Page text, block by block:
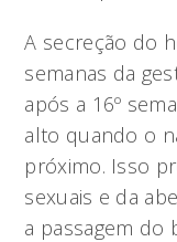
A secreção do
semanas da
após a 16º
alto quando o
próximo. Isso
sexuais e da
a passagem do